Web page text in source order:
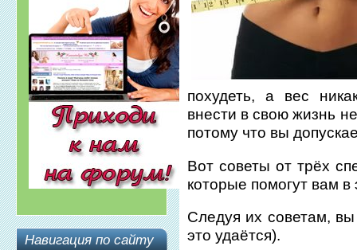
Навигация по сайту
похудеть, а вес
внести в свою жизнь
потому что вы
Вот советы от трёх
которые помогут вам в
Следуя их советам,
это удаётся).